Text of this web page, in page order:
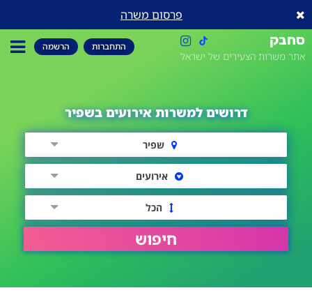
פרסום משרה
סחבק
אתר משרות הצעירים של ישראל
התחברות הרשמה
דרושים למשרות אירועים בשפיר
שפיר
אירועים
הכל
חיפוש